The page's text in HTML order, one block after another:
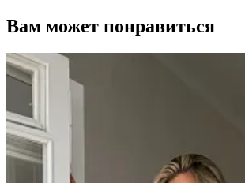
Вам может понравиться